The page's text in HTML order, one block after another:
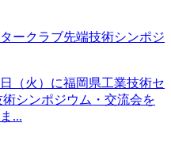
ークラブ先端技術シンポジ
（火）に福岡県工業技術セ
シンポジウム・交流会を
...